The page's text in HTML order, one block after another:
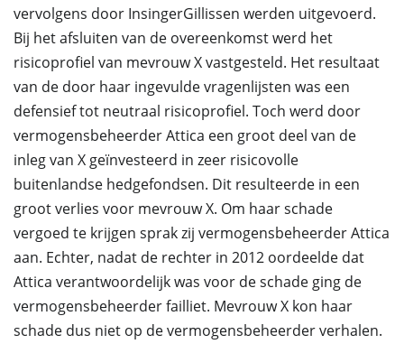
vervolgens door InsingerGillissen werden uitgevoerd.
Bij het afsluiten van de overeenkomst werd het
risicoprofiel van mevrouw X vastgesteld. Het resultaat
van de door haar ingevulde vragenlijsten was een
defensief tot neutraal risicoprofiel. Toch werd door
vermogensbeheerder Attica een groot deel van de
inleg van X geïnvesteerd in zeer risicovolle
buitenlandse hedgefondsen. Dit resulteerde in een
groot verlies voor mevrouw X. Om haar schade
vergoed te krijgen sprak zij vermogensbeheerder Attica
aan. Echter, nadat de rechter in 2012 oordeelde dat
Attica verantwoordelijk was voor de schade ging de
vermogensbeheerder failliet. Mevrouw X kon haar
schade dus niet op de vermogensbeheerder verhalen.